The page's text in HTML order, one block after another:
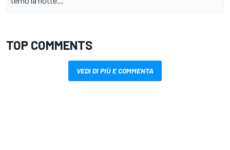
TOP COMMENTS
VEDI DI PIÙ E COMMENTA